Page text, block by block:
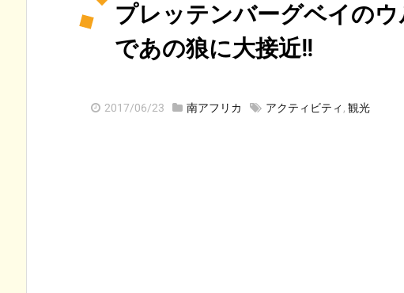
プレッテンバーグベイの
であの狼に大接近!!
2017/06/23 南アフリカ アクティビティ , 観光